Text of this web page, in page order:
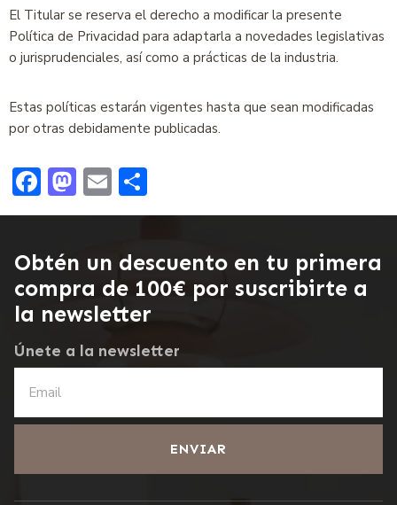
El Titular se reserva el derecho a modificar la presente
Política de Privacidad para adaptarla a novedades legislativas
o jurisprudenciales, así como a prácticas de la industria.
Estas políticas estarán vigentes hasta que sean modificadas
por otras debidamente publicadas.
Facebook
Mastodon
Email
Obtén un descuento en tu primera
compra de 100€ por suscribirte a
la newsletter
Únete a la newsletter
ENVIAR